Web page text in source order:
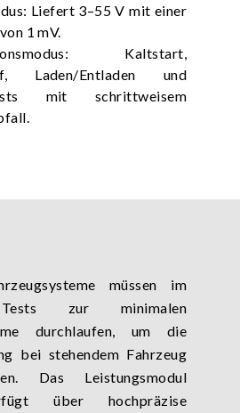
Liefert 3–55 V mit einer
1 mV.
Kaltstart,
Laden/Entladen und
mit schrittweisem
müssen im
Tests zur minimalen
durchlaufen, um die
bei stehendem Fahrzeug
Das Leistungsmodul
über hochpräzise